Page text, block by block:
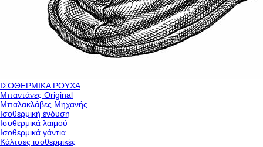
ΙΣΟΘΕΡΜΙΚΑ ΡΟΥΧΑ
Μπαντάνες Original
Μπαλακλάβες Μηχανής
Ισοθερμική ένδυση
Ισοθερμικά λαιμού
Ισοθερμικά γάντια
Κάλτσες ισοθερμικές